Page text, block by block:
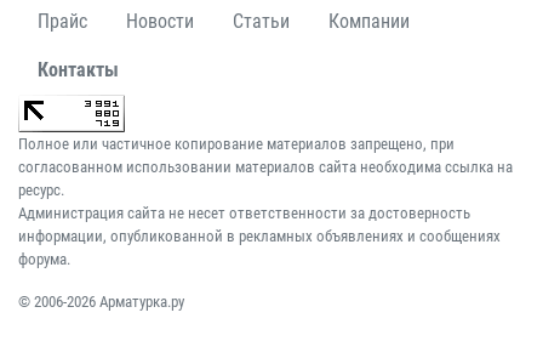
Прайс Новости Статьи Компании
Контакты
Полное или частичное копирование материалов запрещено, при
согласованном использовании материалов сайта необходима ссылка на
ресурс.
Администрация сайта не несет ответственности за достоверность
информации, опубликованной в рекламных объявлениях и сообщениях
форума.
© 2006-2026 Арматурка.ру